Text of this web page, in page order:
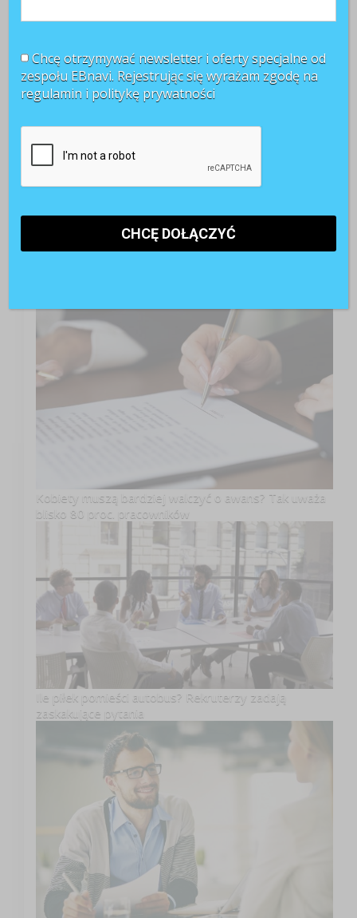
TOP 3 miesiąca
Kobiety muszą bardziej walczyć o awans? Tak uważa
blisko 80 proc. pracowników
Ile piłek pomieści autobus? Rekruterzy zadają
zaskakujące pytania
Chcę otrzymywać newsletter i oferty specjalne od
zespołu EBnavi. Rejestrując się wyrażam zgodę na
regulamin i politykę prywatności